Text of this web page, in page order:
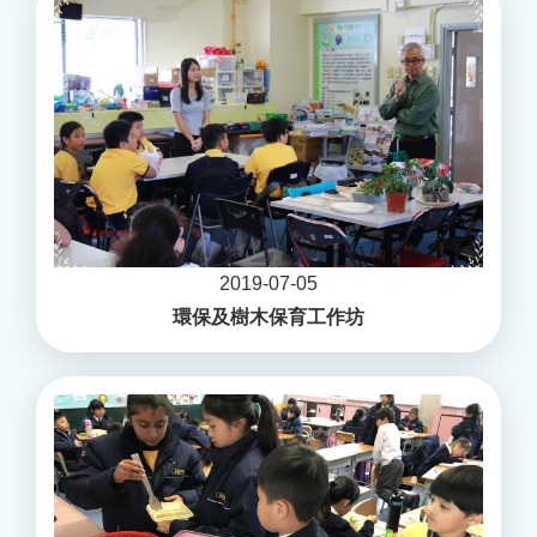
2019-07-05
環保及樹木保育工作坊